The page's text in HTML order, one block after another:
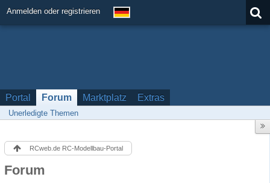
Anmelden oder registrieren
Portal Forum Marktplatz Extras
Unerledigte Themen
RCweb.de RC-Modellbau-Portal
Forum